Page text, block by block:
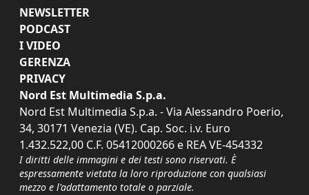
NEWSLETTER
PODCAST
I VIDEO
GERENZA
PRIVACY
Nord Est Multimedia S.p.a.
Nord Est Multimedia S.p.a. - Via Alessandro Poerio,
34, 30171 Venezia (VE). Cap. Soc. i.v. Euro
1.432.522,00 C.F. 05412000266 e REA VE-454332
I diritti delle immagini e dei testi sono riservati. È
espressamente vietata la loro riproduzione con qualsiasi
mezzo e l'adattamento totale o parziale.